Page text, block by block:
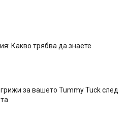
Какво трябва да знаете
за вашето Tummy Tuck след